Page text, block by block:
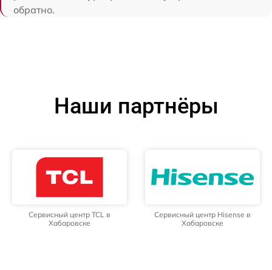
обратно.
Наши партнёры
Сервисный центр TCL в
Хабаровске
Сервисный центр Hisense в
Хабаровске